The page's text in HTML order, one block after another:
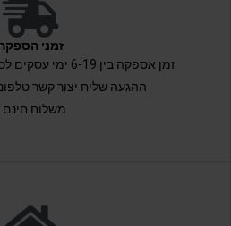
זמני
זמן אספקה בין 6-
ההגעה שליח יצור קשר
משלוח חינם